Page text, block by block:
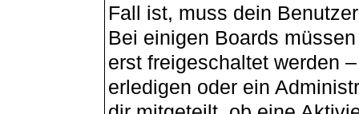
Fall ist, muss dein
Bei einigen Boards
erst freigeschaltet werden
erledigen oder ein